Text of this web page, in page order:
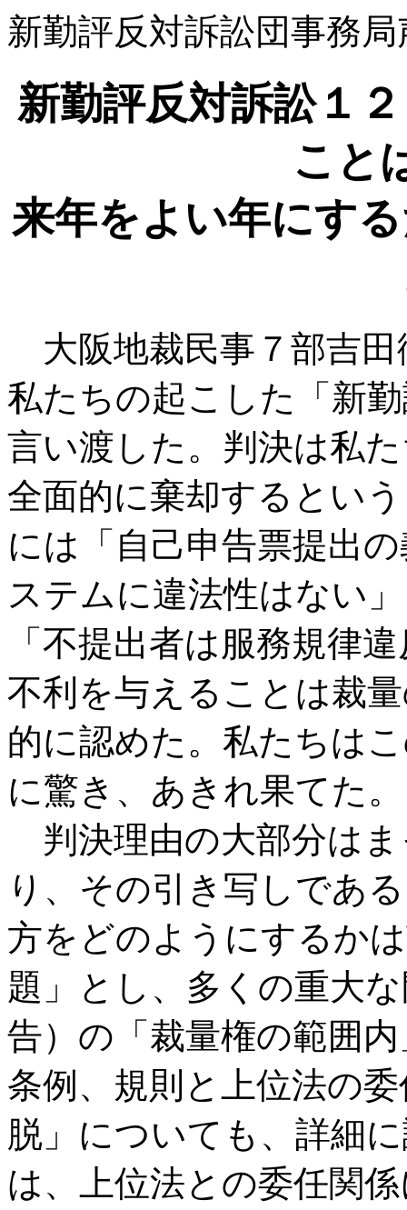
新勤評反対訴訟団事務局
新勤評反対訴訟１
こと
来年をよい年にす
大阪地裁民事７部吉田
私たちの起こした「新
言い渡した。判決は私
全面的に棄却するとい
には「自己申告票提出
ステムに違法性はない
「不提出者は服務規律
不利を与えることは裁
的に認めた。私たちは
に驚き、あきれ果てた。
判決理由の大部分は
り、その引き写しであ
方をどのようにするか
題」とし、多くの重大
告）の「裁量権の範囲
条例、規則と上位法の
脱」についても、詳細
は、上位法との委任関